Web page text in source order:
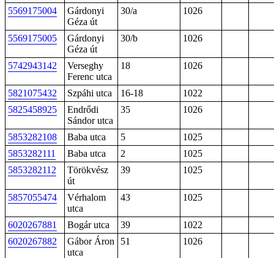
5569175004
Gárdonyi
Géza út
30/a 1026
5569175005
Gárdonyi
Géza út
30/b 1026
5742943142
Verseghy
Ferenc utca
18 1026
5821075432 Szpáhi utca 16-18
1022
5825458925
Endrődi
Sándor utca
35 1026
5853282108 Baba utca 5
1025
5853282111
Baba utca 2
1025
5853282112
Törökvész
út
39 1025
5857055474
Vérhalom
utca
43 1025
6020267881 Bogár utca 39
1022
6020267882
Gábor Áron
utca
51 1026